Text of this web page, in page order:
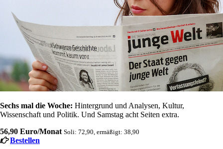
Sechs mal die Woche: Hintergrund und Analysen, Kultur,
Wissenschaft und Politik. Und Samstag acht Seiten extra.
56,90 Euro/Monat Soli: 72,90, ermäßigt: 38,90
Bestellen